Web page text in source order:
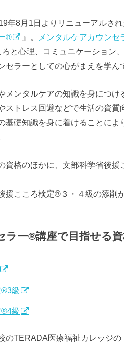
年8月1日よりリニューアルさ
® 』。 メンタルケアカウンセ
と心理、コミュニケーション
ラーとしての心がまえを学ん
メンタルケアの知識を身につけ
ストレス回避などで生活の資質
基礎知識を身に着けることに
資格のほかに、文部科学省後
援こころ検定®３・４級の添削
ー®講座で目指せる資
級
級
のTERADA医療福祉カレッジ